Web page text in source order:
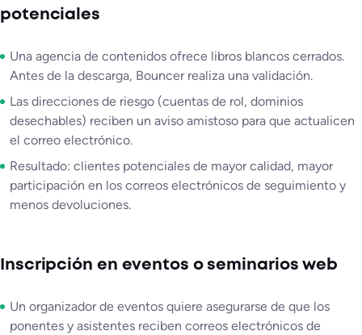
potenciales
Una agencia de contenidos ofrece libros blancos cerrados.
Antes de la descarga, Bouncer realiza una validación.
Las direcciones de riesgo (cuentas de rol, dominios
desechables) reciben un aviso amistoso para que actualicen
el correo electrónico.
Resultado: clientes potenciales de mayor calidad, mayor
participación en los correos electrónicos de seguimiento y
menos devoluciones.
Inscripción en eventos o seminarios web
Un organizador de eventos quiere asegurarse de que los
ponentes y asistentes reciben correos electrónicos de